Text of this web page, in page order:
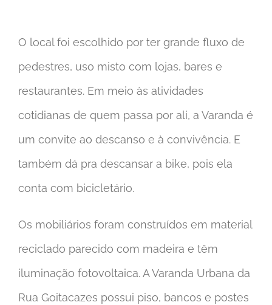
O local foi escolhido por ter grande fluxo de
pedestres, uso misto com lojas, bares e
restaurantes. Em meio às atividades
cotidianas de quem passa por ali, a Varanda é
um convite ao descanso e à convivência. E
também dá pra descansar a bike, pois ela
conta com bicicletário.
Os mobiliários foram construídos em material
reciclado parecido com madeira e têm
iluminação fotovoltaica. A Varanda Urbana da
Rua Goitacazes possui piso, bancos e postes